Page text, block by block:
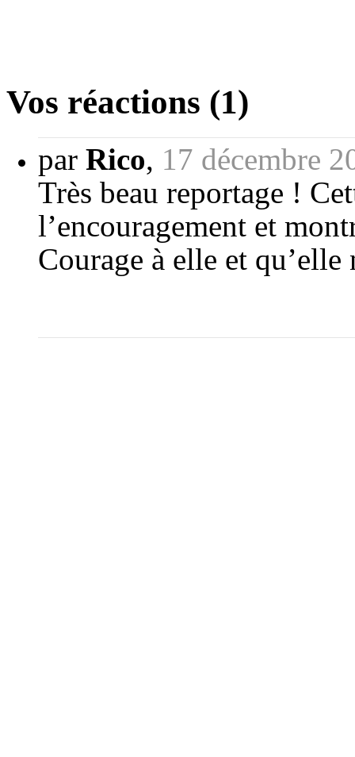
Vos réactions (1)
par Rico, 17 décembre
Très beau reportage !
l’encouragement et
Courage à elle et